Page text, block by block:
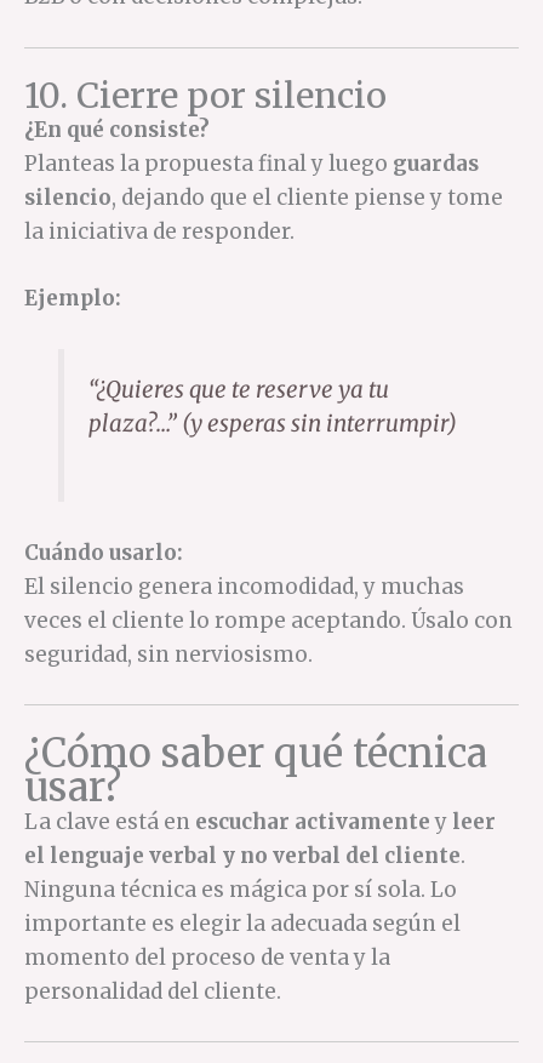
10. Cierre por silencio
¿En qué consiste?
Planteas la propuesta final y luego guardas
silencio, dejando que el cliente piense y tome
la iniciativa de responder.
Ejemplo:
“¿Quieres que te reserve ya tu
plaza?…” (y esperas sin interrumpir)
Cuándo usarlo:
El silencio genera incomodidad, y muchas
veces el cliente lo rompe aceptando. Úsalo con
seguridad, sin nerviosismo.
¿Cómo saber qué técnica
usar?
La clave está en escuchar activamentey leer
el lenguaje verbal y no verbal del cliente.
Ninguna técnica es mágica por sí sola. Lo
importante es elegir la adecuada según el
momento del proceso de venta y la
personalidad del cliente.